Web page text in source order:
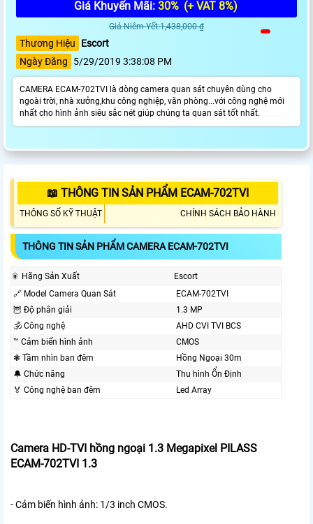
Giá Khuyến Mãi: 30% (+ VAT 8%)
Giá Niêm Yết:1,438,000 ₫
Thương Hiệu
Escort
Ngày Đăng
5/29/2019 3:38:08 PM
CAMERA ECAM-702TVI là dòng camera quan sát chuyên dùng cho
ngoài trời, nhà xưởng,khu công nghiệp, văn phòng...với công nghệ mới
nhất cho hình ảnh siêu sắc nét giúp chúng ta quan sát tốt nhất.
📖 THÔNG TIN SẢN PHẨM ECAM-702TVI
THÔNG SỐ KỸ THUẬT CHÍNH SÁCH BẢO HÀNH
THÔNG TIN SẢN PHẨM CAMERA ECAM-702TVI
🎇 Hãng Sản Xuất
Escort
🔗 Model Camera Quan Sát
ECAM-702TVI
🦉 Độ phân giải
1.3 MP
🕉️ Công nghệ
AHD CVI TVI BCS
™️ Cảm biến hình ảnh
CMOS
❃ Tầm nhìn ban đêm
Hồng Ngoại 30m
🔔 Chức năng
Thu hình Ổn Định
️🏅️ Công nghệ ban đêm
Led Array
Camera HD-TVI hồng ngoại 1.3 Megapixel PILASS
ECAM-702TVI 1.3
- Cảm biến hình ảnh: 1/3 inch CMOS.